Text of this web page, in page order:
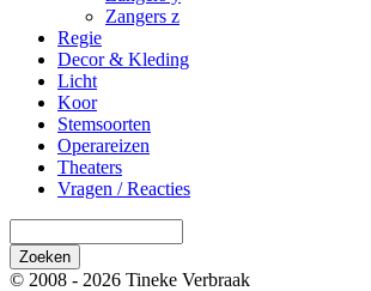
Zangers z
Regie
Decor & Kleding
Licht
Koor
Stemsoorten
Operareizen
Theaters
Vragen / Reacties
© 2008 - 2026 Tineke Verbraak